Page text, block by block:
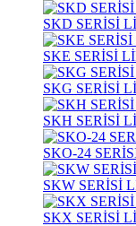
SKD SERİSİ
SKE SERİSİ
SKG SERİSİ
SKH SERİSİ
SKO-24
SKW SERİSİ
SKX SERİSİ